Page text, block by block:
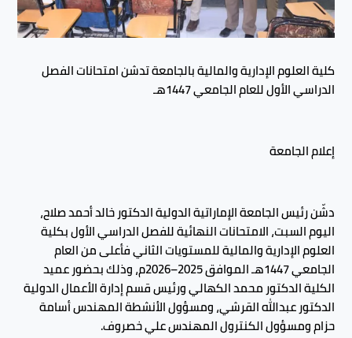
كلية العلوم الإدارية والمالية بالجامعة تدشن امتحانات الفصل
الدراسي الأول للعام الجامعي 1447هـ
إعلام الجامعة
دشّن رئيس الجامعة الإماراتية الدولية الدكتور خالد أحمد صلاح،
اليوم السبت، الامتحانات النهائية للفصل الدراسي الأول بكلية
العلوم الإدارية والمالية للمستويات الثاني فأعلى من العام
الجامعي 1447هـ الموافق 2025–2026م، وذلك بحضور عميد
الكلية الدكتور محمد الكهالي ورئيس قسم إدارة الأعمال الدولية
الدكتور عبدالله القرشي، ومسؤول الأنشطة المهندس أسامة
حزام ومسؤول الكنترول المهندس علي خصروف.